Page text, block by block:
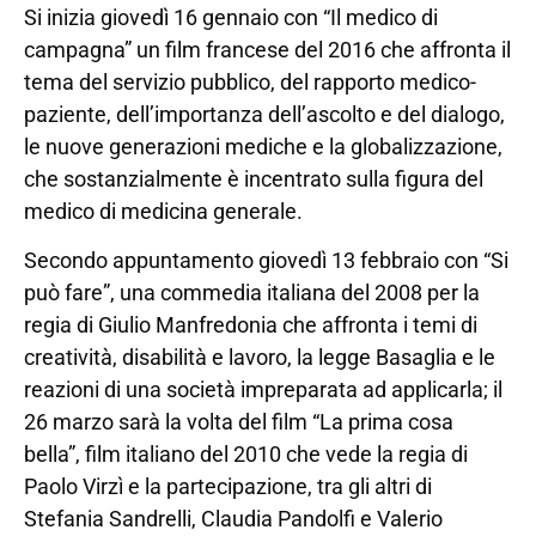
Si inizia giovedì 16 gennaio con “Il medico di
campagna” un film francese del 2016 che affronta il
tema del servizio pubblico, del rapporto medico-
paziente, dell’importanza dell’ascolto e del dialogo,
le nuove generazioni mediche e la globalizzazione,
che sostanzialmente è incentrato sulla figura del
medico di medicina generale.
Secondo appuntamento giovedì 13 febbraio con “Si
può fare”, una commedia italiana del 2008 per la
regia di Giulio Manfredonia che affronta i temi di
creatività, disabilità e lavoro, la legge Basaglia e le
reazioni di una società impreparata ad applicarla; il
26 marzo sarà la volta del film “La prima cosa
bella”, film italiano del 2010 che vede la regia di
Paolo Virzì e la partecipazione, tra gli altri di
Stefania Sandrelli, Claudia Pandolfi e Valerio